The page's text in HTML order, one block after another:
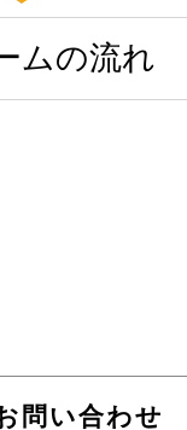
ムの流れ
問い合わせ